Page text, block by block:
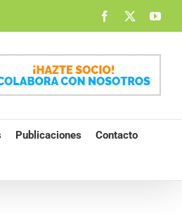
Facebook
Publicaciones Contacto